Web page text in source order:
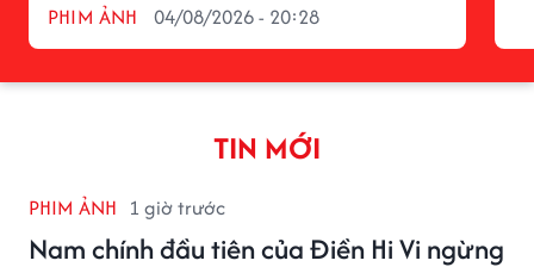
PHIM ẢNH 04/08/2026 - 20:28
TIN MỚI
PHIM ẢNH 1 giờ trước
Nam chính đầu tiên của Điền Hi Vi ngừng